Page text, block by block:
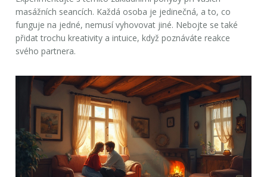
masážních seancích. Každá osoba je jedinečná, a to, co
funguje na jedné, nemusí vyhovovat jiné. Nebojte se také
přidat trochu kreativity a intuice, když poznáváte reakce
svého partnera.